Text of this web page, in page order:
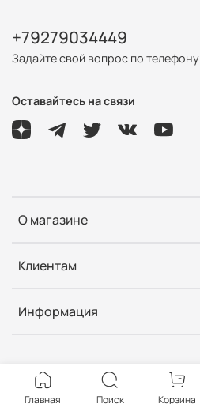
О магазине
Клиентам
Информация
+79279034449
Задайте свой вопрос по телефону
Оставайтесь на связи
Главная Поиск Корзина